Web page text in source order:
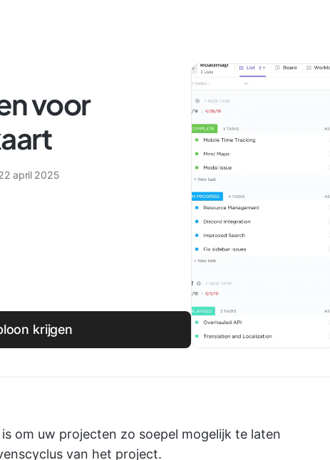
voor
april 2025
krijgen
om uw projecten zo soepel mogelijk te laten
van het project.